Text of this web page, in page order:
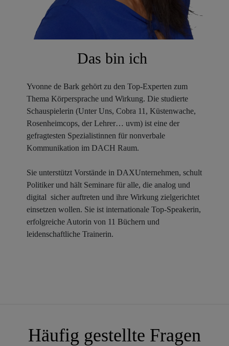
Das bin ich
Yvonne de Bark gehört zu den Top-Experten zum
Thema Körpersprache und Wirkung. Die studierte
Schauspielerin (Unter Uns, Cobra 11, Küstenwache,
Rosenheimcops, der Lehrer… uvm) ist eine der
gefragtesten Spezialistinnen für nonverbale
Kommunikation im DACH Raum.
Sie unterstützt Vorstände in DAXUnternehmen, schult
Politiker und hält Seminare für alle, die analog und
digital sicher auftreten und ihre Wirkung zielgerichtet
einsetzen wollen. Sie ist internationale Top-Speakerin,
erfolgreiche Autorin von 11 Büchern und
leidenschaftliche Trainerin.
Häufig gestellte Fragen